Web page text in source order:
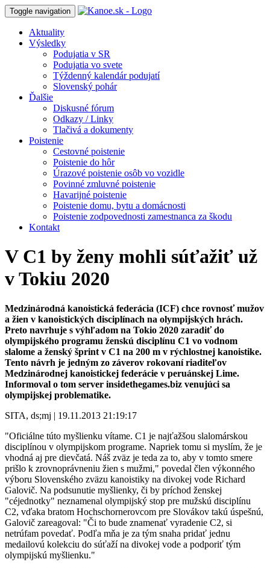
Toggle navigation
Aktuality
Výsledky
Podujatia v SR
Podujatia vo svete
Týždenný kalendár podujatí
Slovenský pohár
Ďalšie
Diskusné fórum
Odkazy / Linky
Tlačivá a dokumenty
Poistenie
Cestovné poistenie
Poistenie do hôr
Úrazové poistenie osôb vo vozidle
Povinné zmluvné poistenie
Havarijné poistenie
Poistenie domu, bytu a domácnosti
Poistenie zodpovednosti zamestnanca za škodu
Kontakt
V C1 by ženy mohli súťažiť už
v Tokiu 2020
Medzinárodná kanoistická federácia (ICF) chce rovnosť mužov
a žien v kanoistických disciplínach na olympijských hrách.
Preto navrhuje s výhľadom na Tokio 2020 zaradiť do
olympijského programu ženskú disciplínu C1 vo vodnom
slalome a ženský šprint v C1 na 200 m v rýchlostnej kanoistike.
Tento návrh je jedným zo záverov rokovaní riaditeľov
Medzinárodnej kanoistickej federácie v peruánskej Lime.
Informoval o tom server insidethegames.biz venujúci sa
olympijskej problematike.
SITA, ds;mj | 19.11.2013 21:19:17
"Oficiálne túto myšlienku vítame. C1 je najťažšou slalomárskou
disciplínou v olympijskom programe. Napriek tomu si myslím, že je
vhodná aj pre dievčatá. Náš zväz je teda za to, aby v tomto smere
prišlo k zrovnoprávneniu žien s mužmi," povedal člen výkonného
výboru Slovenského zväzu kanoistiky na divokej vode Richard
Galovič. Na podsunutie myšlienky, či by príchod ženskej
"céjednotky" neznamenal olympijský stop pre mužskú disciplínu
C2, vďaka bratom Hochschornerovcom pre Slovákov takú úspešnú,
Galovič zareagoval: "Či to bude znamenať vyradenie C2, si
netrúfam povedať. Podľa mňa je za tým snaha pridať jednu
medailovú kolekciu do súťaží na divokej vode a podporiť tým
olympijskú myšlienku."